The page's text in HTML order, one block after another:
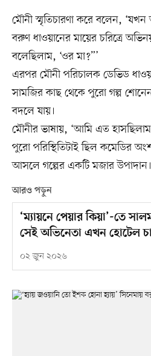
মৌনী স্মৃতিচারণা করে বলেন,
বরুণ ধাওয়ানের মায়ের চরিত্রে
বলেছিলাম, ‘ওর মা?”’
এরপর মৌনী পরিচালক ডেভিড
সামজির কাছ থেকে পুরো গল্প
বদলে যায়।
মৌনীর ভাষায়, ‘আমি এত
পুরো পরিস্থিতিটাই ছিল কমেডির
আসলে গল্পের একটি মজার
আরও পড়ুন
‘ম্যায়নে পেয়ার কিয়া’-তে
সেই অভিনেতা এখন হোটেল
০২ জুন ২০২৬